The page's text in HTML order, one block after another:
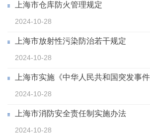
上海市仓库防火管理规定
2024-10-28
上海市放射性污染防治若干规定
2024-10-28
上海市实施《中华人民共和国突发事
2024-10-28
上海市消防安全责任制实施办法
2024-10-28